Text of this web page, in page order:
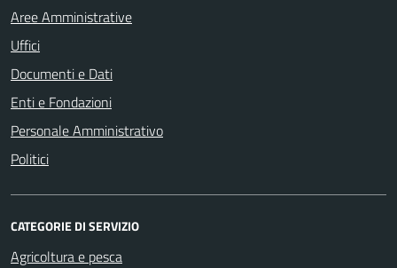
Aree Amministrative
Uffici
Documenti e Dati
Enti e Fondazioni
Personale Amministrativo
Politici
CATEGORIE DI SERVIZIO
Agricoltura e pesca